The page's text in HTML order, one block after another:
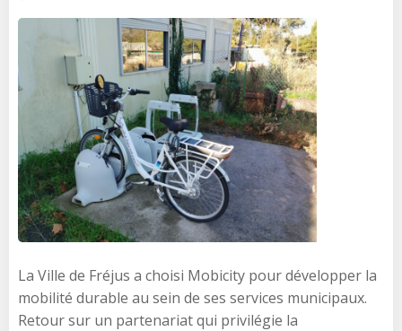
La Ville de Fréjus a choisi Mobicity pour développer la
mobilité durable au sein de ses services municipaux.
Retour sur un partenariat qui privilégie la